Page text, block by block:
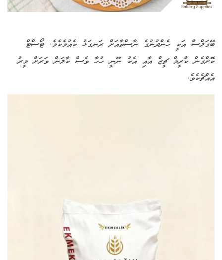
ބޭގަލްސް އަކީ ހެންދުނުގެ ނާސްތާއަށް ރަނގަޅު ކެއުމެކެމެ. ޓޯސްޓް
ކޮށްގެން ކްރީމް ޗީޒް އާއި އެކު ނޫނީ ހުހާ ވެސް ކާލަން ވަރަށް މީރު
އެއްޗެކެވެ.